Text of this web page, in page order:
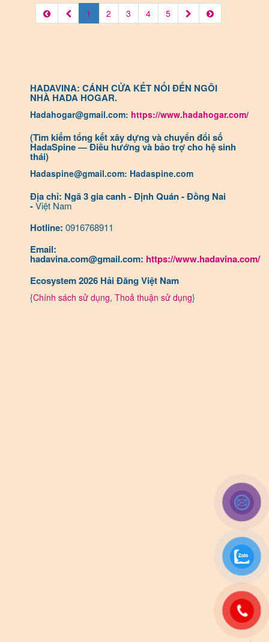
1 2 3 4 5
HADAVINA: CÁNH CỬA KẾT NỐI ĐẾN NGÔI
NHÀ HADA HOGAR.
Hadahogar@gmail.com: https://www.hadahogar.com/
(Tìm kiếm tổng kết xây dựng và chuyển đổi số
HadaSpine — Điều hướng và bảo trợ cho hệ sinh
thái)
Hadaspine@gmail.com: Hadaspine.com
Địa chỉ: Ngã 3 gia canh - Định Quán - Đồng Nai
-Việt Nam
Hotline: 0916768911
Email:
hadavina.com@gmail.com: https://www.hadavina.com/
Ecosystem 2026 Hải Đăng Việt Nam
{Chính sách sử dụng, Thoả thuận sử dụng}